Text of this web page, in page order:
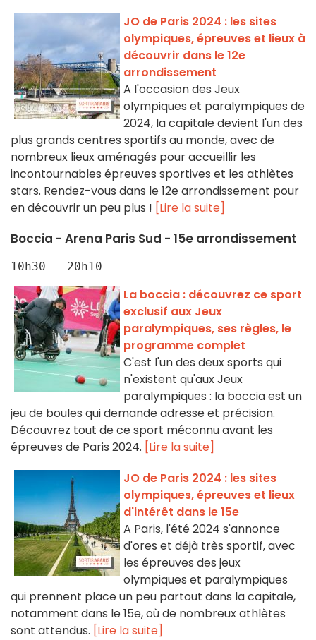
JO de Paris 2024 : les sites
olympiques, épreuves et lieux à
découvrir dans le 12e
arrondissement
A l'occasion des Jeux
olympiques et paralympiques de
2024, la capitale devient l'un des
plus grands centres sportifs au monde, avec de
nombreux lieux aménagés pour accueillir les
incontournables épreuves sportives et les athlètes
stars. Rendez-vous dans le 12e arrondissement pour
en découvrir un peu plus ! [Lire la suite]
Boccia - Arena Paris Sud - 15e arrondissement
10h30 - 20h10
La boccia : découvrez ce sport
exclusif aux Jeux
paralympiques, ses règles, le
programme complet
C'est l'un des deux sports qui
n'existent qu'aux Jeux
paralympiques : la boccia est un
jeu de boules qui demande adresse et précision.
Découvrez tout de ce sport méconnu avant les
épreuves de Paris 2024. [Lire la suite]
JO de Paris 2024 : les sites
olympiques, épreuves et lieux
d'intérêt dans le 15e
A Paris, l'été 2024 s'annonce
d'ores et déjà très sportif, avec
les épreuves des jeux
olympiques et paralympiques
qui prennent place un peu partout dans la capitale,
notamment dans le 15e, où de nombreux athlètes
sont attendus. [Lire la suite]